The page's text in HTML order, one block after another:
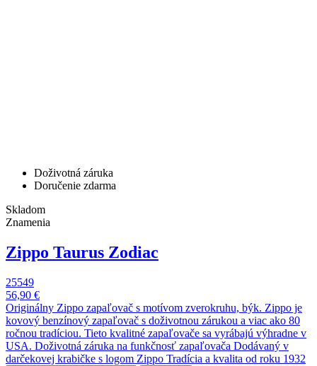
Doživotná záruka
Doručenie zdarma
Skladom
Znamenia
Zippo Taurus Zodiac
25549
56,90 €
Originálny Zippo zapaľovač s motívom zverokruhu, býk. Zippo je
kovový benzínový zapaľovač s doživotnou zárukou a viac ako 80
ročnou tradíciou. Tieto kvalitné zapaľovače sa vyrábajú výhradne v
USA. Doživotná záruka na funkčnosť zapaľovača Dodávaný v
darčekovej krabičke s logom Zippo Tradícia a kvalita od roku 1932